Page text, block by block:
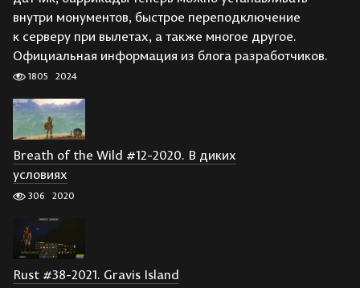
внутри монументов, быстрое переподключение
к серверу при вылетах, а также многое другое.
Официальная информация из блога разработчиков.
1805 2024
Breath of the Wild #12-2020. В диких
условиях
306 2020
Rust #38-2021. Gravis Island